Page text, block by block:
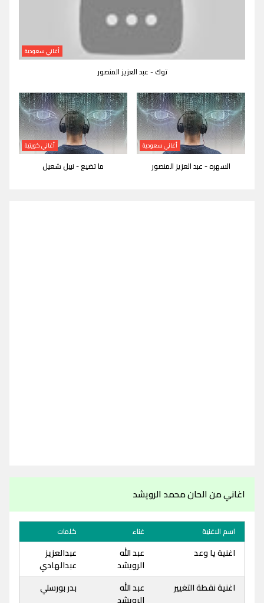
أغاني سعودية
توك - عبد العزيز المنصور
أغاني سعودية
السهره - عبد العزيز المنصور
أغاني كويتية
ما تضيع - نبيل شعيل
اغاني من الحان محمد الرويشد
اسم الاغنية غناء كلمات
اغنية يا وعد
عبد الله
الرويشد
عبدالعزيز
عبدالهادي
اغنية نقطة التغيير
عبد الله
بدر بورسلي